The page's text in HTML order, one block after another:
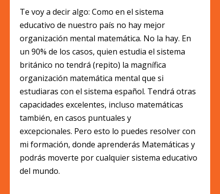
Te voy a decir algo: Como en el sistema
educativo de nuestro país no hay mejor
organización mental matemática. No la hay. En
un 90% de los casos, quien estudia el sistema
británico no tendrá (repito) la magnífica
organización matemática mental que si
estudiaras con el sistema español. Tendrá otras
capacidades excelentes, incluso matemáticas
también, en casos puntuales y
excepcionales. Pero esto lo puedes resolver con
mi formación, donde aprenderás Matemáticas y
podrás moverte por cualquier sistema educativo
del mundo.